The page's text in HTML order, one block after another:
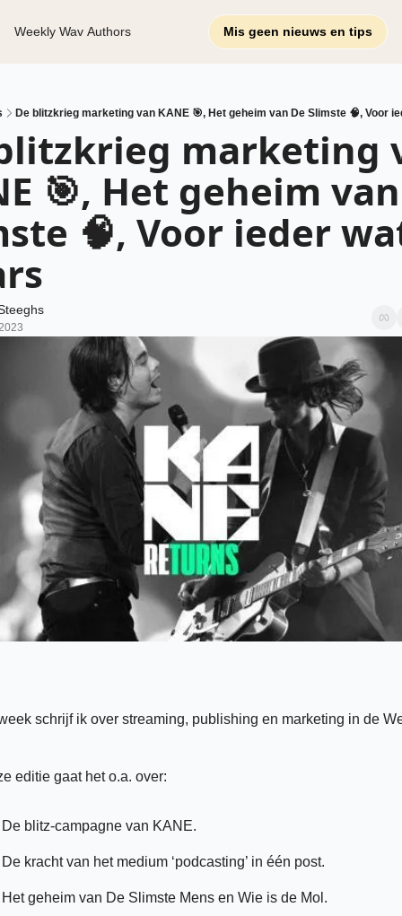
Weekly Wav Authors Mis geen nieuws en tips
De blitzkrieg marketing van KANE 🎯, Het geheim van De Slimste 🧠, Voor
marketing
🎯, Het geheim
🧠, Voor ieder
schrijf ik over streaming, publishing en marketing in de
editie gaat het o.a. over:
De blitz-campagne van KANE.
De kracht van het medium ‘podcasting’ in één post.
Het geheim van De Slimste Mens en Wie is de Mol.